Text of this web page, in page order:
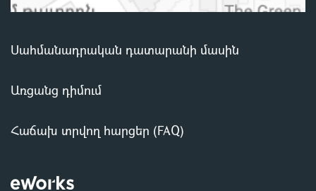
Սահմանադրական դատարանի մասին
Առցանց դիմում
Հաճախ տրվող հարցեր (FAQ)